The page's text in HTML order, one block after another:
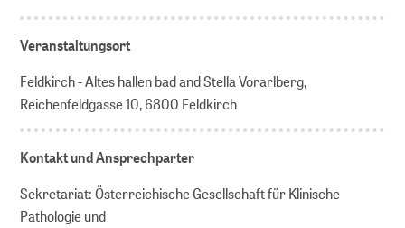
Veranstaltungsort
Feldkirch - Altes hallen bad and Stella Vorarlberg,
Reichenfeldgasse 10, 6800 Feldkirch
Kontakt und Ansprechparter
Sekretariat: Österreichische Gesellschaft für Klinische
Pathologie und